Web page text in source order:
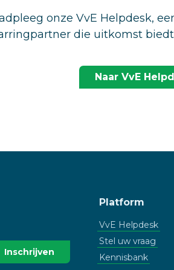
onze VvE Helpdesk,
die uitkomst
Naar VvE
Platform
VvE Helpdesk
Stel uw vraag
Kennisbank